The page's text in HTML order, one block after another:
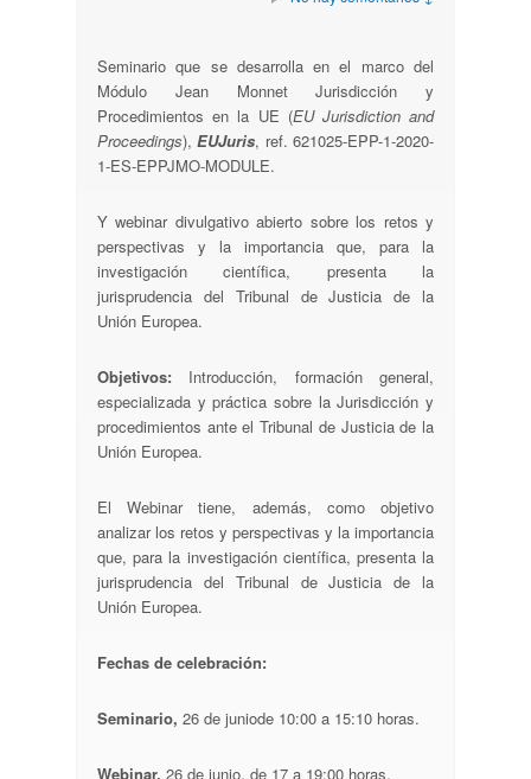
Seminario que se desarrolla en el marco del
Módulo Jean Monnet Jurisdicción y
Procedimientos en la UE (EU Jurisdiction and
Proceedings),EUJuris, ref. 621025-EPP-1-2020-
1-ES-EPPJMO-MODULE.
Y webinar divulgativo abierto sobre los retos y
perspectivas y la importancia que, para la
investigación científica, presenta la
jurisprudencia del Tribunal de Justicia de la
Unión Europea.
Objetivos: Introducción, formación general,
especializada y práctica sobre la Jurisdicción y
procedimientos ante el Tribunal de Justicia de la
Unión Europea.
El Webinar tiene, además, como objetivo
analizar los retos y perspectivas y la importancia
que, para la investigación científica, presenta la
jurisprudencia del Tribunal de Justicia de la
Unión Europea.
Fechas de celebración:
Seminario, 26 de juniode 10:00 a 15:10 horas.
Webinar, 26 de junio, de 17 a 19:00 horas.